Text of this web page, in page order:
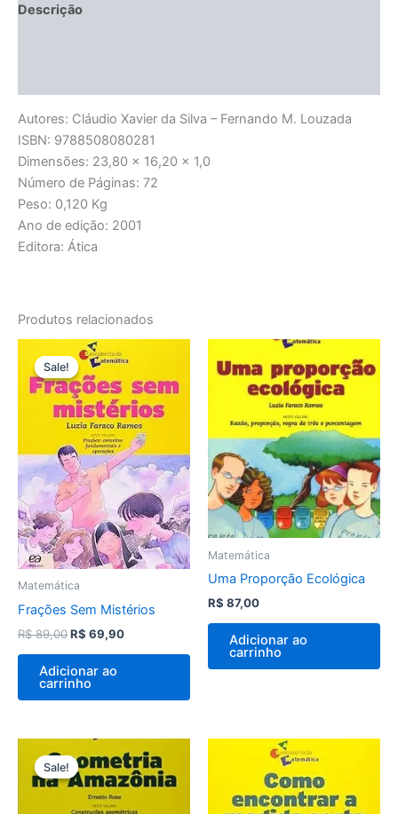
Descrição
Autores: Cláudio Xavier da Silva – Fernando M. Louzada
ISBN: 9788508080281
Dimensões: 23,80 x 16,20 x 1,0
Número de Páginas: 72
Peso: 0,120 Kg
Ano de edição: 2001
Editora: Ática
Produtos relacionados
Sale!
Sale!
Matemática
Frações Sem Mistérios
R$89,00
preço
original
era:
R$ 89,00.
R$ 69,90
preço
é:
R$ 69,90.
Adicionar ao
carrinho
Matemática
Uma Proporção Ecológica
R$ 87,00
Adicionar ao
carrinho
Sale!
Sale!preço
original
era:
R$ 93,00.
preço
atual
é: